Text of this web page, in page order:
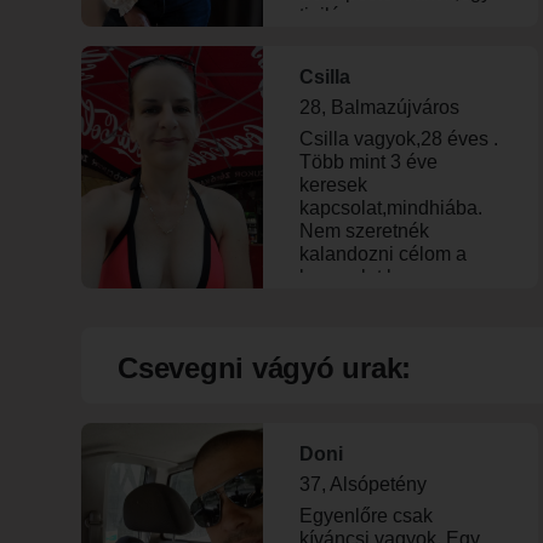
tinilányom van.
nem minden áron..
Csilla
28, Balmazújváros
Csilla vagyok,28 éves .
Több mint 3 éve
keresek
kapcsolat,mindhiába.
Nem szeretnék
kalandozni célom a
kapcsolat lenne.
klinikán. Elváltam , van
beszéljunk!
Csevegni vágyó urak:
Doni
37, Alsópetény
Egyenlőre csak
kíváncsi vagyok. Egy